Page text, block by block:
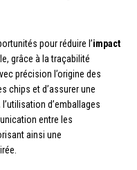
pour réduire l’impact
grâce à la traçabilité
précision l’origine des
chips et d’assurer une
d’emballages
entre les
ainsi une